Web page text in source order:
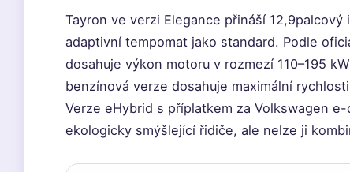
Tayron ve verzi Elegance přináší
adaptivní tempomat jako standard. Podle
dosahuje výkon motoru v rozmezí 110–195
benzínová verze dosahuje maximální
Verze eHybrid s příplatkem za Volkswagen
ekologicky smýšlející řidiče, ale nelze ji